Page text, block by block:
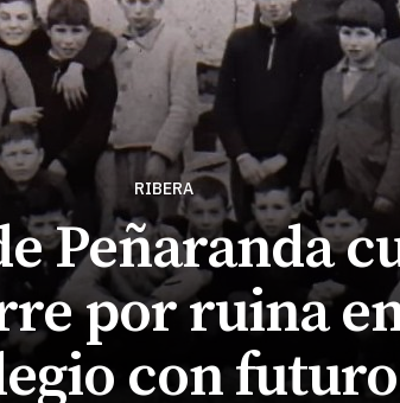
RIBERA
Peñaranda
por ruina
con futuro